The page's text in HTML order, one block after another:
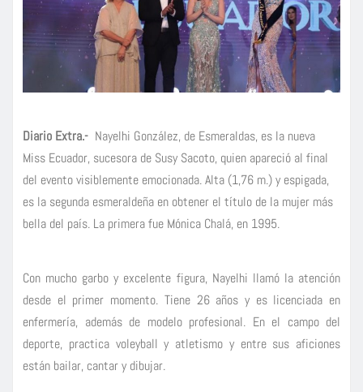
Diario Extra.- Nayelhi González, de Esmeraldas, es la nueva
Miss Ecuador, sucesora de Susy Sacoto, quien apareció al final
del evento visiblemente emocionada. Alta (1,76 m.) y espigada,
es la segunda esmeraldeña en obtener el título de la mujer más
bella del país. La primera fue Mónica Chalá, en 1995.
Con mucho garbo y excelente figura, Nayelhi llamó la atención
desde el primer momento. Tiene 26 años y es licenciada en
enfermería, además de modelo profesional. En el campo del
deporte, practica voleyball y atletismo y entre sus aficiones
están bailar, cantar y dibujar.